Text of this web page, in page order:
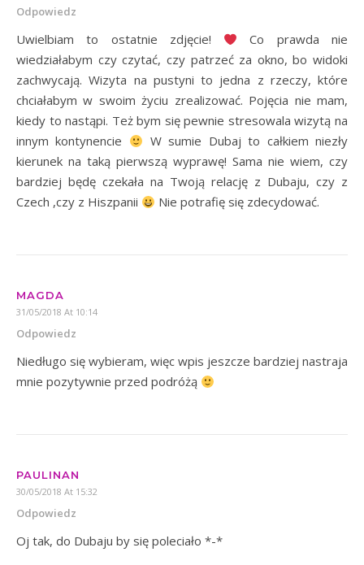
Odpowiedz
Uwielbiam to ostatnie zdjęcie!
Co prawda nie
wiedziałabym czy czytać, czy patrzeć za okno, bo widoki
zachwycają. Wizyta na pustyni to jedna z rzeczy, które
chciałabym w swoim życiu zrealizować. Pojęcia nie mam,
kiedy to nastąpi. Też bym się pewnie stresowala wizytą na
innym kontynencie
W sumie Dubaj to całkiem niezły
kierunek na taką pierwszą wyprawę! Sama nie wiem, czy
bardziej będę czekała na Twoją relację z Dubaju, czy z
Czech ,czy z Hiszpanii
Nie potrafię się zdecydować.
MAGDA
31/05/2018 At 10:14
Odpowiedz
Niedługo się wybieram, więc wpis jeszcze bardziej nastraja
mnie pozytywnie przed podróżą
PAULINAN
30/05/2018 At 15:32
Odpowiedz
Oj tak, do Dubaju by się poleciało *-*